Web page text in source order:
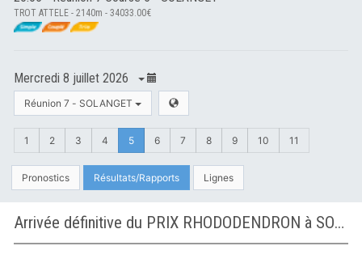
TROT ATTELE - 2140m - 34033.00€
Mercredi 8 juillet 2026
Réunion 7 - SOLANGET
1 2 3 4 5 6 7 8 9 10 11
Pronostics Résultats/Rapports Lignes
Arrivée définitive du PRIX RHODODENDRON à SOLANGET